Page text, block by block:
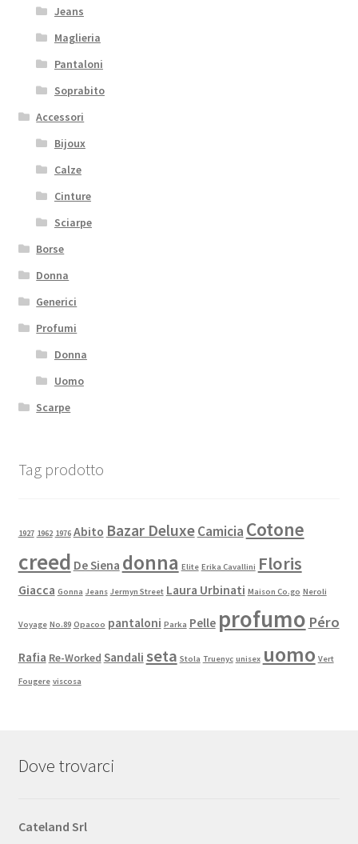
Jeans
Maglieria
Pantaloni
Soprabito
Accessori
Bijoux
Calze
Cinture
Sciarpe
Borse
Donna
Generici
Profumi
Donna
Uomo
Scarpe
Tag prodotto
1927 1962 1976 Abito Bazar DeluxeCamicia Cotone
creed De Siena donna Elite Erika Cavallini Floris
Giacca Gonna Jeans Jermyn Street Laura Urbinati Maison Co.go Neroli
Voyage No.89 Opacoo pantaloni Parka Pelle profumo Péro
Rafia Re-Worked Sandali seta Stola Truenyc unisex uomo Vert
Fougere viscosa
Dove trovarci
Cateland Srl